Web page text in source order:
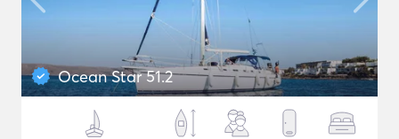
Ocean Star 51.2